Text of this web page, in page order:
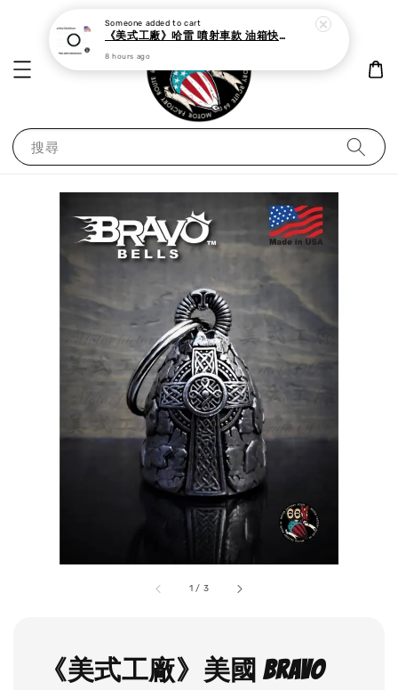
搜尋
1 / 3
《美式工廠》美國 Bravo
Someone added to cart
《美式工廠》哈雷 噴射車款 油箱快速接頭 母 o型環
8 hours ago